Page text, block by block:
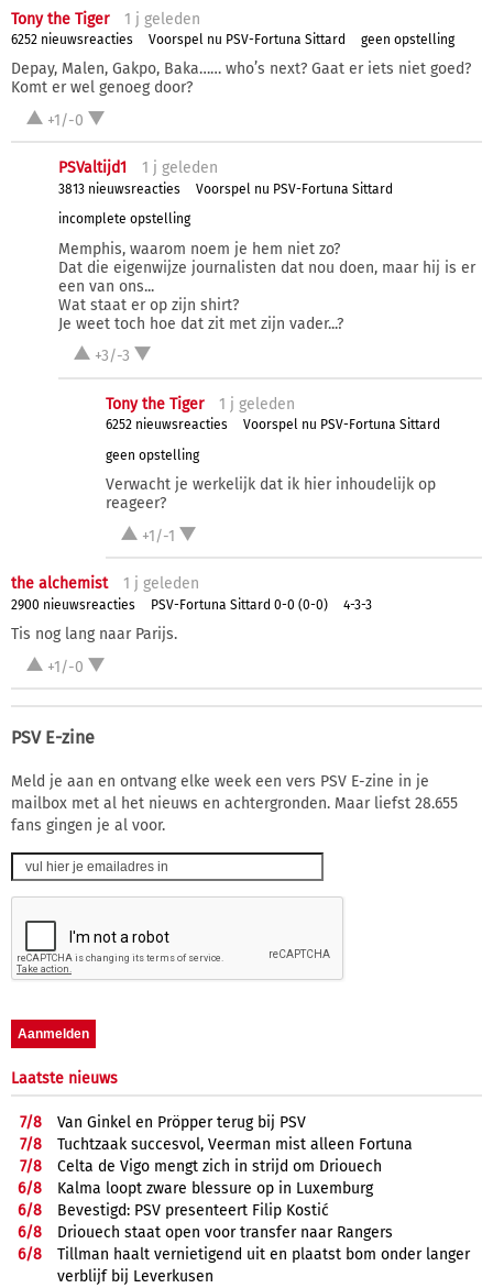
Tony the Tiger 1 j geleden
6252 nieuwsreacties Voorspel nu PSV-Fortuna Sittard geen opstelling
Depay, Malen, Gakpo, Baka…… who’s next? Gaat er iets niet goed?
Komt er wel genoeg door?
+1/-0
PSValtijd1 1 j geleden
3813 nieuwsreacties
Voorspel nu PSV-Fortuna Sittard
incomplete opstelling
Memphis, waarom noem je hem niet zo?
Dat die eigenwijze journalisten dat nou doen, maar hij is er
een van ons...
Wat staat er op zijn shirt?
Je weet toch hoe dat zit met zijn vader...?
+3/-3
Tony the Tiger 1 j geleden
6252 nieuwsreacties
Voorspel nu PSV-Fortuna Sittard
geen opstelling
Verwacht je werkelijk dat ik hier inhoudelijk op
reageer?
+1/-1
the alchemist 1 j geleden
2900 nieuwsreacties PSV-Fortuna Sittard 0-0 (0-0) 4-3-3
Tis nog lang naar Parijs.
+1/-0
PSV E-zine
Meld je aan en ontvang elke week een vers PSV E-zine in je
mailbox met al het nieuws en achtergronden. Maar liefst 28.655
fans gingen je al voor.
Laatste nieuws
7/8
Van Ginkel en Pröpper terug bij PSV
7/8
Tuchtzaak succesvol, Veerman mist alleen Fortuna
7/8
Celta de Vigo mengt zich in strijd om Driouech
6/8
Kalma loopt zware blessure op in Luxemburg
6/8
Bevestigd: PSV presenteert Filip Kostić
6/8
Driouech staat open voor transfer naar Rangers
6/8
Tillman haalt vernietigend uit en plaatst bom onder langer
verblijf bij Leverkusen